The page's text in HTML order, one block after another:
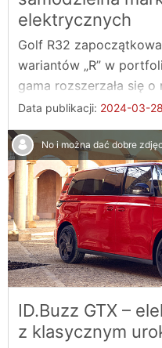
elektrycznych
Golf R32
wariantów „R” w
gama rozszerzała się
Data publikacji: 2024-03-28
No i można dać dobre
ID.Buzz GTX –
z klasycznym